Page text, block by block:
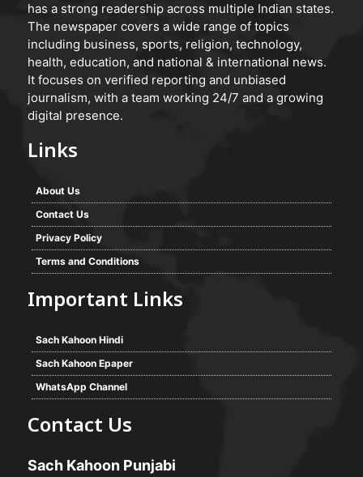
has a strong readership across multiple Indian states.
The newspaper covers a wide range of topics
including business, sports, religion, technology,
health, education, and national & international news.
It focuses on verified reporting and unbiased
journalism, with a team working 24/7 and a growing
digital presence.
Links
About Us
Contact Us
Privacy Policy
Terms and Conditions
Important Links
Sach Kahoon Hindi
Sach Kahoon Epaper
WhatsApp Channel
Contact Us
Sach Kahoon Punjabi